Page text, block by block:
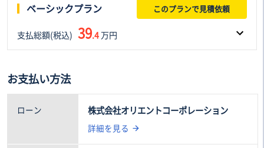
シートヒーター シートエアコン
ウォークスルー
エアロパーツ アダプティプヘッドライト
フロントフォグランプ
ベーシックプラン このプランで見積依頼
支払総額(税込) 39.4万円
27.8万円
お支払い方法
ローン 株式会社オリエントコーポレーション
詳細を見る